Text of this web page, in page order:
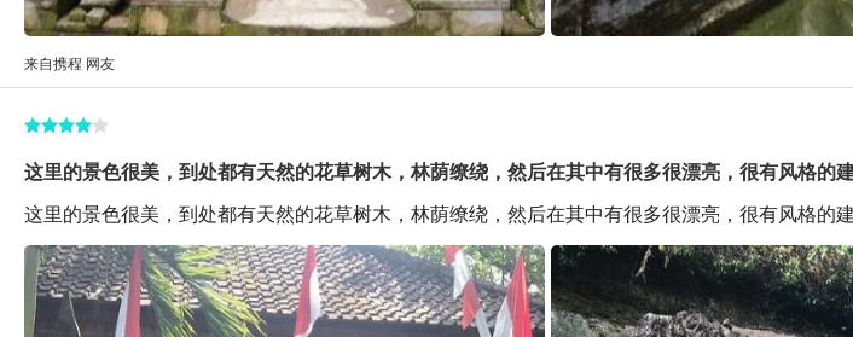
来自携程 网友
这里的景色很美，到处都有天然的花草树木，林荫缭绕，然后在其中有很多很漂亮，很有风格的建
这里的景色很美，到处都有天然的花草树木，林荫缭绕，然后在其中有很多很漂亮，很有风格的